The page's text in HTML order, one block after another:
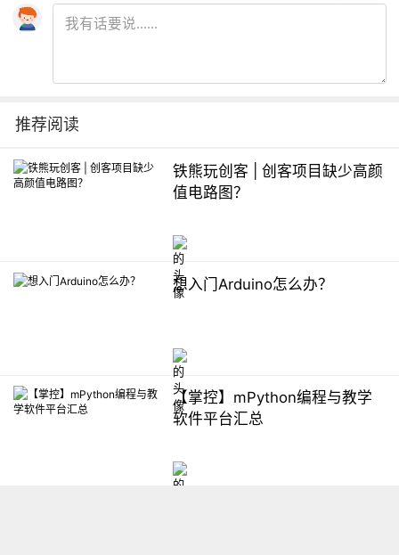
推荐阅读
铁熊玩创客 | 创客项目缺少高颜
值电路图？
想入门Arduino怎么办？
【掌控】mPython编程与教学
软件平台汇总